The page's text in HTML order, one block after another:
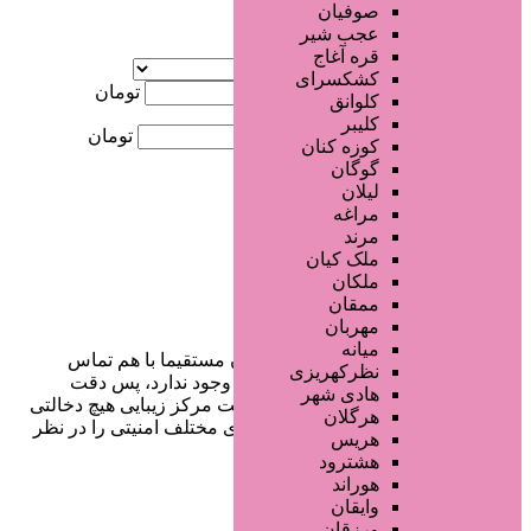
صوفیان
عجب شیر
قره آغاج
کشکسرای
کلوانق
کلیبر
کوزه کنان
گوگان
لیلان
مراغه
مرند
ملک کیان
ملکان
ممقان
مهربان
میانه
نظرکهریزی
هادی شهر
هرگلان
هریس
هشترود
هوراند
وایقان
کمترین قیمت
تومان
بیشترین قیمت تومان
در سایت تبلیغاتی مرکز زیبایی کاربران مستقیما با هم تماس
می‌گیرند و هیچ واسطه‌ای در این میان وجود ندارد، پس دقت
فرمایید که در خرید و فروشِ شما سایت مرکز زیبایی هیچ دخالتی
نداشته و کاربران باید خودشان جنبه‌های مختلف امنیتی را در نظر